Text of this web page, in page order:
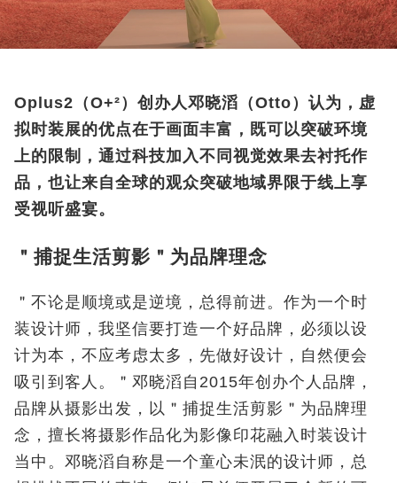
Oplus2（O+²）创办人邓晓滔（Otto）认为，虚
拟时装展的优点在于画面丰富，既可以突破环境
上的限制，通过科技加入不同视觉效果去衬托作
品，也让来自全球的观众突破地域界限于线上享
受视听盛宴。
＂捕捉生活剪影＂为品牌理念
＂不论是顺境或是逆境，总得前进。作为一个时
装设计师，我坚信要打造一个好品牌，必须以设
计为本，不应考虑太多，先做好设计，自然便会
吸引到客人。＂邓晓滔自2015年创办个人品牌，
品牌从摄影出发，以＂捕捉生活剪影＂为品牌理
念，擅长将摄影作品化为影像印花融入时装设计
当中。邓晓滔自称是一个童心未泯的设计师，总